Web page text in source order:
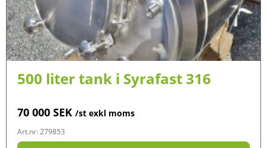
500 liter tank i Syrafast 316
70 000 SEK /st exkl moms
Art.nr: 279853